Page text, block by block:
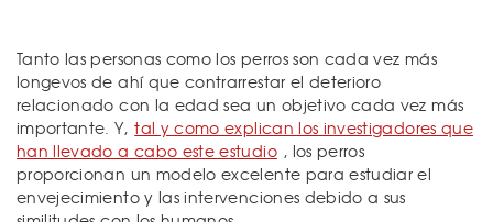
Tanto las personas como los perros son cada vez más
longevos de ahí que contrarrestar el deterioro
relacionado con la edad sea un objetivo cada vez más
importante. Y, tal y como explican los investigadores que
han llevado a cabo este estudio , los perros
proporcionan un modelo excelente para estudiar el
envejecimiento y las intervenciones debido a sus